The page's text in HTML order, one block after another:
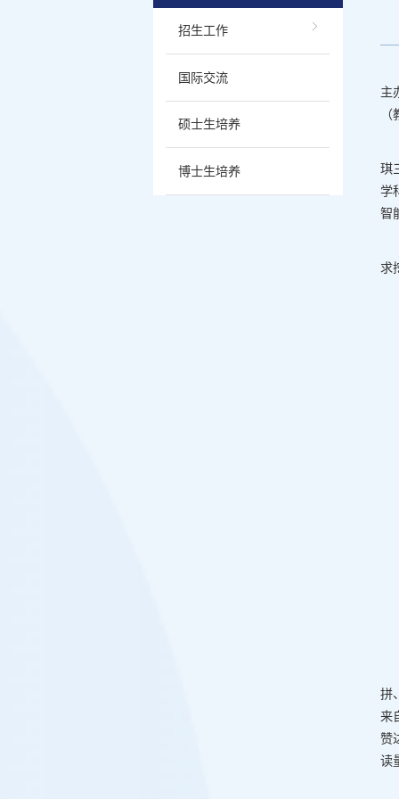
招生工作
国际交流
硕士生培养
博士生培养
主
琪
学
智
求
拼
来
赞
读